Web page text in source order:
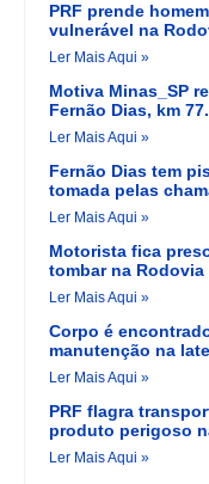
PRF prende
vulnerável na
Ler Mais Aqui »
Motiva Minas_SP
Fernão Dias, km 77.
Ler Mais Aqui »
Fernão Dias tem
tomada pelas
Ler Mais Aqui »
Motorista fica
tombar na Rodovia
Ler Mais Aqui »
Corpo é
manutenção na
Ler Mais Aqui »
PRF flagra
produto perigoso
Ler Mais Aqui »